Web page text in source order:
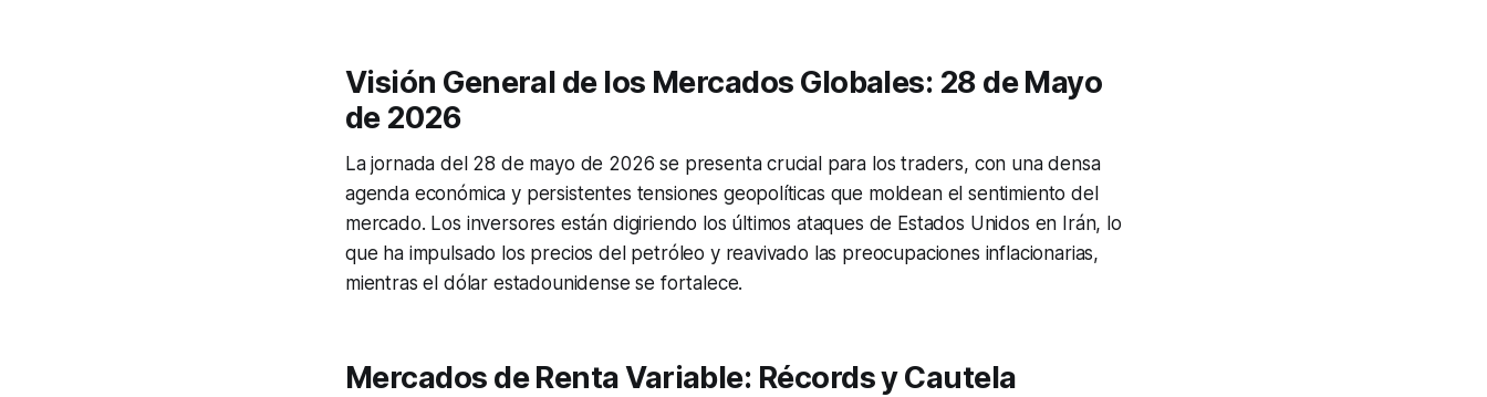
Visión General de los Mercados Globales: 28 de Mayo
de 2026
La jornada del 28 de mayo de 2026 se presenta crucial para los traders, con una densa
agenda económica y persistentes tensiones geopolíticas que moldean el sentimiento del
mercado. Los inversores están digiriendo los últimos ataques de Estados Unidos en Irán, lo
que ha impulsado los precios del petróleo y reavivado las preocupaciones inflacionarias,
mientras el dólar estadounidense se fortalece.
Mercados de Renta Variable: Récords y Cautela